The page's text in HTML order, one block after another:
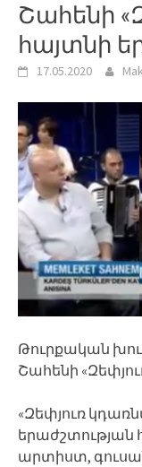
Շահենի
հայտնի
17.05.2020
Թուրքական
Շահենի
«Զեփյուռ
երաժշտության
արտիստ,